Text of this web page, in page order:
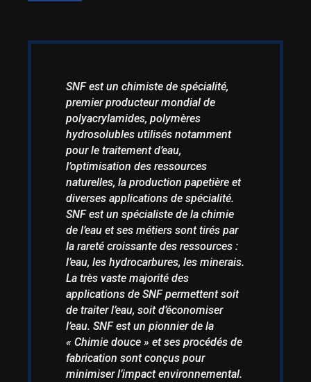
SNF est un chimiste de spécialité,
premier producteur mondial de
polyacrylamides, polymères
hydrosolubles utilisés notamment
pour le traitement d’eau,
l’optimisation des ressources
naturelles, la production papetière et
diverses applications de spécialité.
SNF est un spécialiste de la chimie
de l’eau et ses métiers sont tirés par
la rareté croissante des ressources :
l’eau, les hydrocarbures, les minerais.
La très vaste majorité des
applications de SNF permettent soit
de traiter l’eau, soit d’économiser
l’eau. SNF est un pionnier de la
« Chimie douce » et ses procédés de
fabrication sont conçus pour
minimiser l’impact environnemental.